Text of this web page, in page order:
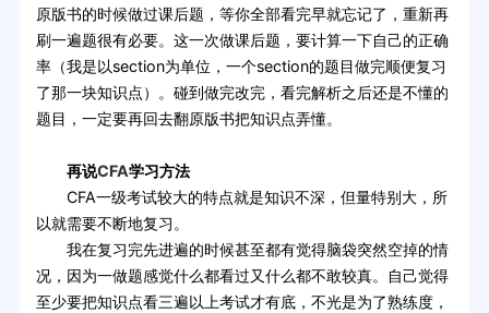
原版书的时候做过课后题，等你全部看完早就忘记了，重新再
刷一遍题很有必要。这一次做课后题，要计算一下自己的正确
率（我是以section为单位，一个section的题目做完顺便复习
了那一块知识点）。碰到做完改完，看完解析之后还是不懂的
题目，一定要再回去翻原版书把知识点弄懂。
再说CFA学习方法
CFA一级考试较大的特点就是知识不深，但量特别大，所
以就需要不断地复习。
我在复习完先进遍的时候甚至都有觉得脑袋突然空掉的情
况，因为一做题感觉什么都看过又什么都不敢较真。自己觉得
至少要把知识点看三遍以上考试才有底，不光是为了熟练度，